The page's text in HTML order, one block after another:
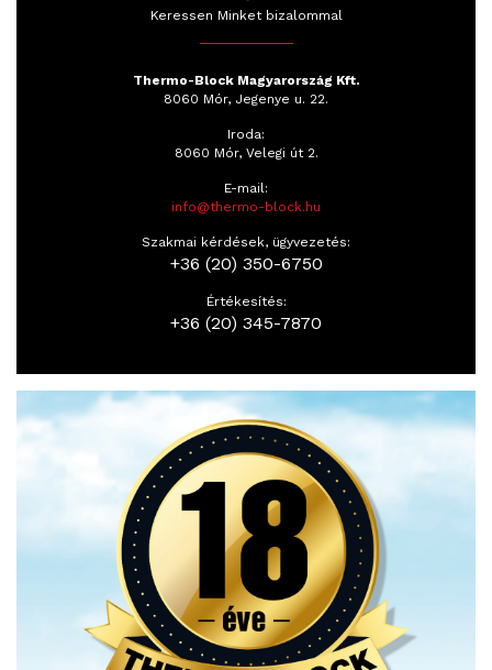
Keressen Minket bizalommal
Thermo-Block Magyarország Kft.
8060 Mór, Jegenye u. 22.
Iroda:
8060 Mór, Velegi út 2.
E-mail:
info@thermo-block.hu
Szakmai kérdések, ügyvezetés:
+36 (20) 350-6750
Értékesítés:
+36 (20) 345-7870